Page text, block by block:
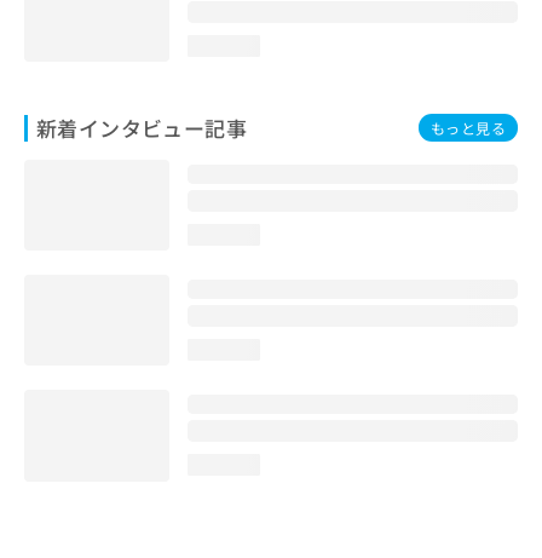
新着インタビュー記事 もっと見る